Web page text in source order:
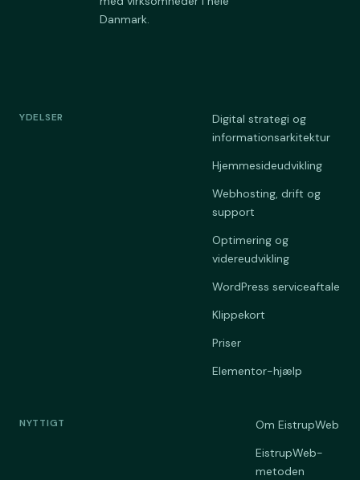
Danmark.
YDELSER
Digital strategi og
informationsarkitektur
Hjemmesideudvikling
Webhosting, drift og
support
Optimering og
videreudvikling
WordPress serviceaftale
Klippekort
Priser
Elementor-hjælp
NYTTIGT
Om EistrupWeb
EistrupWeb-
metoden